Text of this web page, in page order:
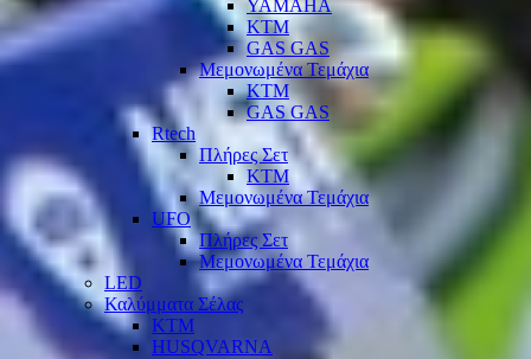
YAMAHA
KTM
GAS GAS
Μεμονωμένα Τεμάχια
KTM
GAS GAS
Rtech
Πλήρες Σετ
KTM
Μεμονωμένα Τεμάχια
UFO
Πλήρες Σετ
Μεμονωμένα Τεμάχια
LED
Καλύμματα Σέλας
KTM
HUSQVARNA